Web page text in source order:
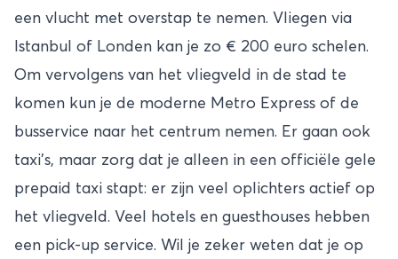
een vlucht met overstap te nemen. Vliegen via
Istanbul of Londen kan je zo € 200 euro schelen.
Om vervolgens van het vliegveld in de stad te
komen kun je de moderne Metro Express of de
busservice naar het centrum nemen. Er gaan ook
taxi’s, maar zorg dat je alleen in een officiële gele
prepaid taxi stapt: er zijn veel oplichters actief op
het vliegveld. Veel hotels en guesthouses hebben
een pick-up service. Wil je zeker weten dat je op